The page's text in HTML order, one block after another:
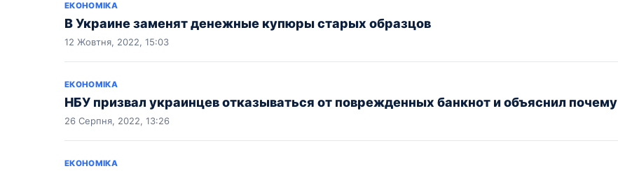
ЕКОНОМІКА
В Украине заменят денежные купюры старых образцов
12 Жовтня, 2022, 15:03
ЕКОНОМІКА
НБУ призвал украинцев отказываться от поврежденных банкнот и объяснил почему
26 Серпня, 2022, 13:26
ЕКОНОМІКА